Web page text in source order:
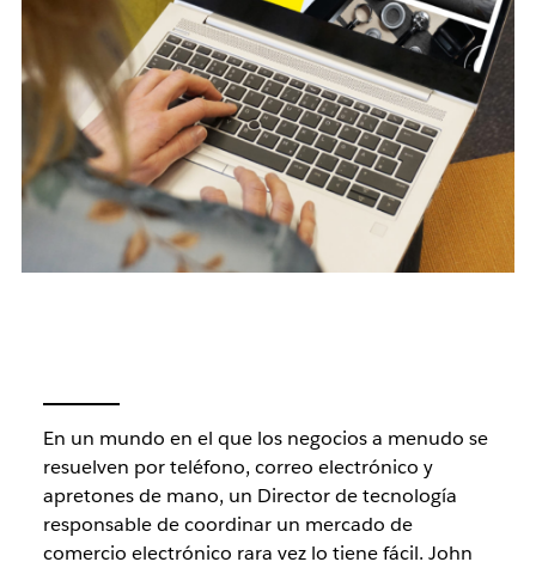
En un mundo en el que los negocios a menudo se
resuelven por teléfono, correo electrónico y
apretones de mano, un Director de tecnología
responsable de coordinar un mercado de
comercio electrónico rara vez lo tiene fácil. John